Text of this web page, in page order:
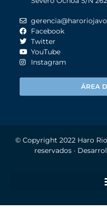
Facebook
Twitter
YouTube
Instagram
ÁREA
© Copyright 2022 Haro
reservados ·